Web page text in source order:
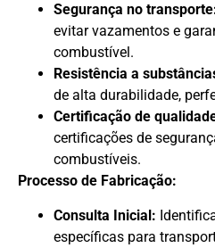
Segurança no
evitar vazamentos e
combustível.
Resistência a
de alta durabilidade,
Certificação de
certificações de
combustíveis.
Processo de Fabricação:
Consulta Inicial:
específicas para